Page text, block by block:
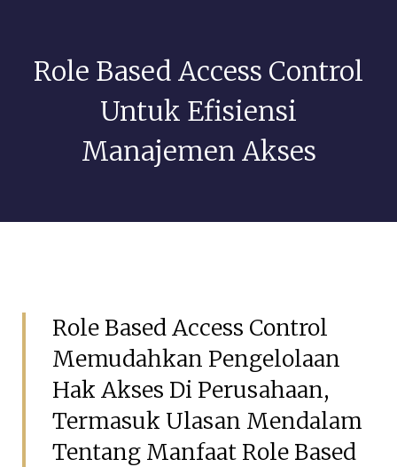
Role Based Access Control
Untuk Efisiensi
Manajemen Akses
Role Based Access Control
Memudahkan Pengelolaan
Hak Akses Di Perusahaan,
Termasuk Ulasan Mendalam
Tentang Manfaat Role Based